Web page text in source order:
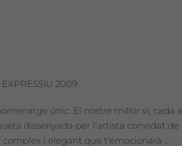
2009
únic. El nostre millor vi, cada
dissenyada per l'artista convidat
i elegant que t'emocionarà ...